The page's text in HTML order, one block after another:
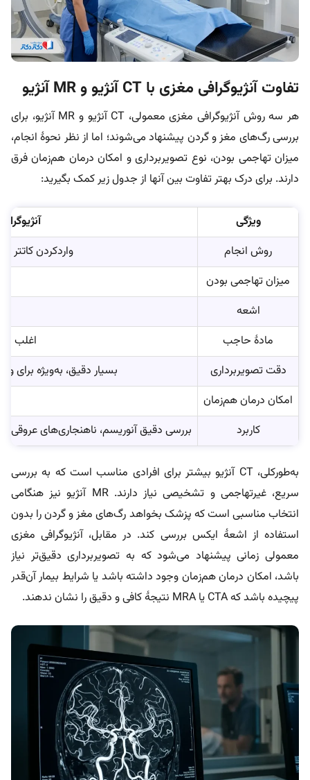
تفاوت آنژیوگرافی مغزی با CT آنژیو و MR آنژیو
هر سه روش آنژیوگرافی مغزی معمولی، CT آنژیو و MR آنژیو، برای
بررسی رگ‌های مغز و گردن پیشنهاد می‌شوند؛ اما از نظر نحوۀ انجام،
میزان تهاجمی بودن، نوع تصویربرداری و امکان درمان هم‌زمان فرق
دارند. برای درک بهتر تفاوت بین آنها از جدول زیر کمک بگیرید:
ویژگی
روش انجام
واردکردن کاتتر
میزان تهاجمی بودن
اشعه
مادۀ حاجب
اغلب
دقت تصویربرداری
بسیار دقیق، به‌ویژه
امکان درمان هم‌زمان
کاربرد
بررسی دقیق آنوریسم، ناهنجاری‌های
به‌طورکلی، CT آنژیو بیشتر برای افرادی مناسب است که به بررسی
سریع، غیرتهاجمی و تشخیصی نیاز دارند. MR آنژیو نیز هنگامی
انتخاب مناسبی است که پزشک بخواهد رگ‌های مغز و گردن را بدون
استفاده از اشعۀ ایکس بررسی کند. در مقابل، آنژیوگرافی مغزی
معمولی زمانی پیشنهاد می‌شود که به تصویربرداری دقیق‌تر نیاز
باشد، امکان درمان هم‌زمان وجود داشته باشد یا شرایط بیمار آن‌قدر
پیچیده باشد که CTA یا MRA نتیجۀ کافی و دقیق را نشان ندهند.